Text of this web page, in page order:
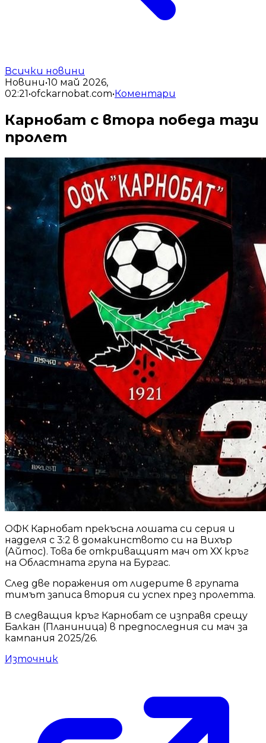
Всички новини
Новини•10 май 2026,
02:21•ofckarnobat.com•Коментари
Карнобат с втора победа тази
пролет
ОФК Карнобат прекъсна лошата си серия и
надделя с 3:2 в домакинството си на Вихър
(Айтос). Това бе откриващият мач от ХХ кръг
на Областната група на Бургас.
След две поражения от лидерите в групата
тимът записа втория си успех през пролетта.
В следващия кръг Карнобат се изправя срещу
Балкан (Планиница) в предпоследния си мач за
кампания 2025/26.
Източник